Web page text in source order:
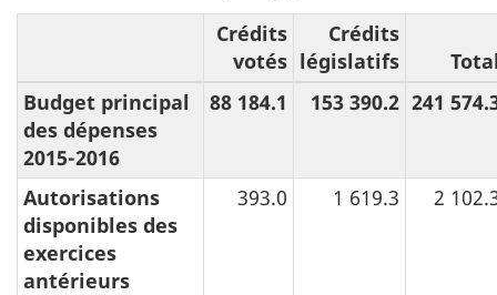
Crédits
votés
Crédits
législatifs
Budget principal
des dépenses
2015-2016
88 184.1 153 390.2 241
Autorisations
disponibles des
exercices
antérieurs
393.0 1 619.3 2